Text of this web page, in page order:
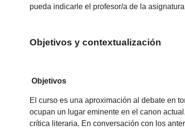
pueda indicarle el profesor/a de la
Objetivos y contextualización
Objetivos
El curso es una aproximación al debate en
ocupan un lugar eminente en el canon
crítica literaria. En conversación con los